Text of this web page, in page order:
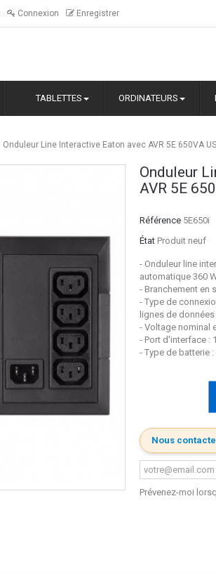
Connexion Enregistrer
TABLETTES ORDINATEURS
Onduleur Line Interactive Eaton avec AVR 5E 650VA
Onduleur
AVR 5E
Référence 5E650i
État Produit neuf
- Onduleur line
automatique 360
- Branchement en
- Type de
lignes de
- Voltage nominal
- Port d'interface :
- Type de batterie
Nous
Prévenez-moi